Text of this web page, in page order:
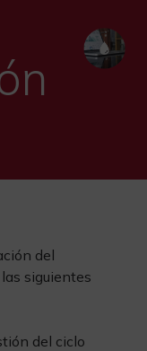
del
siguientes
del ciclo